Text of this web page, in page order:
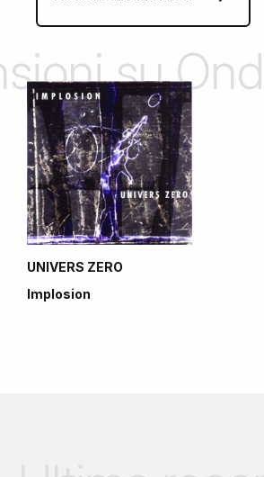
su
UNIVERS ZERO
Implosion